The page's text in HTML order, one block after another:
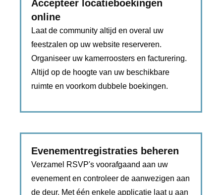
Accepteer locatieboekingen
online
Laat de community altijd en overal uw
feestzalen op uw website reserveren.
Organiseer uw kamerroosters en facturering.
Altijd op de hoogte van uw beschikbare
ruimte en voorkom dubbele boekingen.
Evenementregistraties beheren
Verzamel RSVP's voorafgaand aan uw
evenement en controleer de aanwezigen aan
de deur. Met één enkele applicatie laat u aan